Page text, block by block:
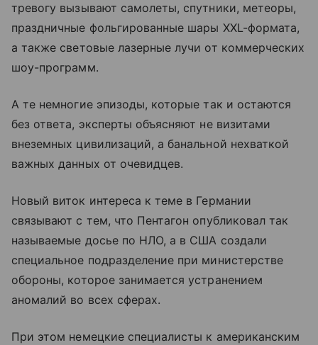
тревогу вызывают самолеты, спутники, метеоры,
праздничные фольгированные шары XXL-формата,
а также световые лазерные лучи от коммерческих
шоу-программ.
А те немногие эпизоды, которые так и остаются
без ответа, эксперты объясняют не визитами
внеземных цивилизаций, а банальной нехваткой
важных данных от очевидцев.
Новый виток интереса к теме в Германии
связывают с тем, что Пентагон опубликовал так
называемые досье по НЛО, а в США создали
специальное подразделение при министерстве
обороны, которое занимается устранением
аномалий во всех сферах.
При этом немецкие специалисты к американским